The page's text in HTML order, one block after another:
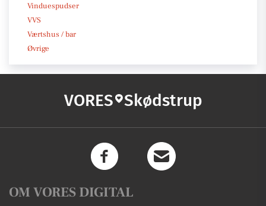
Vinduespudser
VVS
Værtshus / bar
Øvrige
VORES Skødstrup
OM VORES DIGITAL